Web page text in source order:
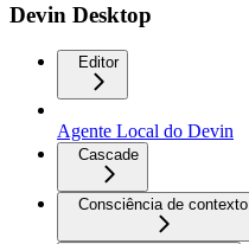
Devin Desktop
Editor
Agente Local do Devin
Cascade
Consciência de contexto